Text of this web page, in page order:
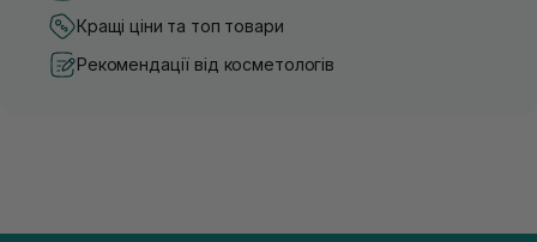
Кращі ціни та топ товари
Рекомендації від косметологів